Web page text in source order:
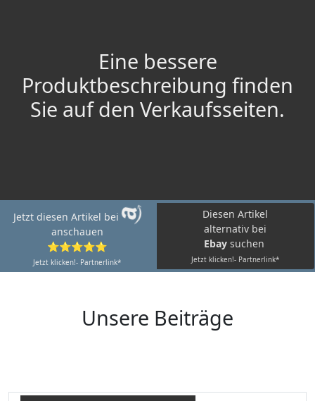
Eine bessere
Produktbeschreibung finden
Sie auf den Verkaufsseiten.
Jetzt diesen Artikel bei
anschauen
⭐⭐⭐⭐⭐
Jetzt klicken!- Partnerlink*
Diesen Artikel
alternativ bei
Ebay suchen
Jetzt klicken!- Partnerlink*
Unsere Beiträge